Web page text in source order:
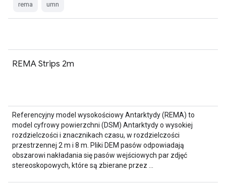
rema umn
REMA Strips 2m
Referencyjny model wysokościowy Antarktydy (REMA) to
model cyfrowy powierzchni (DSM) Antarktydy o wysokiej
rozdzielczości i znacznikach czasu, w rozdzielczości
przestrzennej 2 m i 8 m. Pliki DEM pasów odpowiadają
obszarowi nakładania się pasów wejściowych par zdjęć
stereoskopowych, które są zbierane przez …